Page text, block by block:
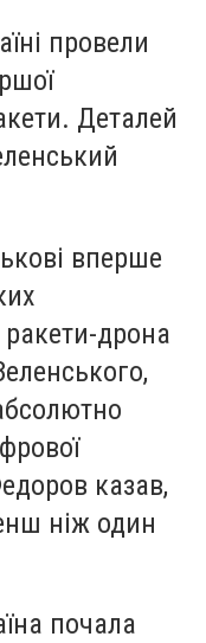
провели
Деталей
вперше
дрона
казав,
ніж один
почала